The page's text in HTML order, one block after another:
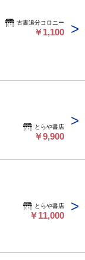
古書追分コロニー
￥1,100
とらや書店
￥9,900
とらや書店
￥11,000